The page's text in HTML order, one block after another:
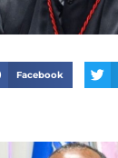
Facebook